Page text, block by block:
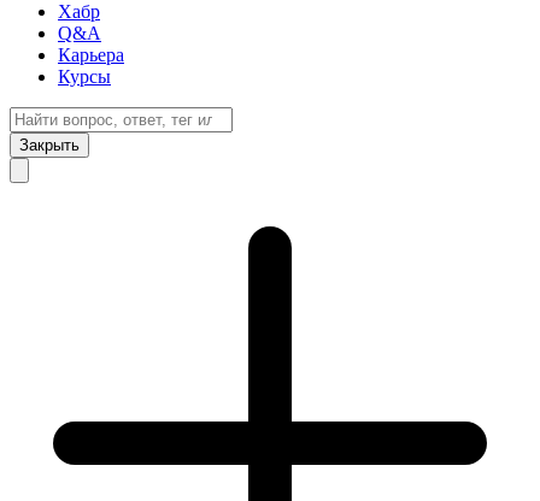
Хабр
Q&A
Карьера
Курсы
Закрыть